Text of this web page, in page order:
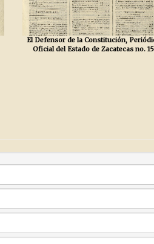
El Defensor de la Constitución,
Oficial del Estado de Zacatecas no. 15